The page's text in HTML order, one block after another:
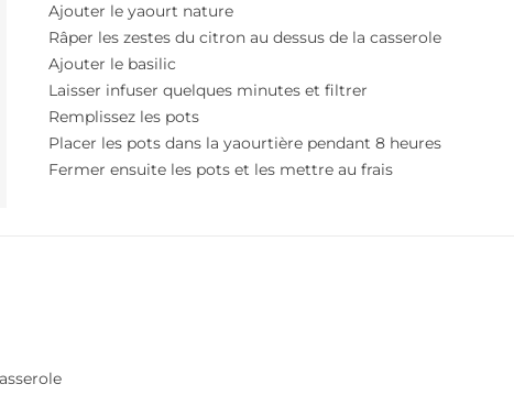
Ajouter le yaourt nature
Râper les zestes du citron au dessus de la casserole
Ajouter le basilic
Laisser infuser quelques minutes et filtrer
Remplissez les pots
Placer les pots dans la yaourtière pendant 8 heures
Fermer ensuite les pots et les mettre au frais